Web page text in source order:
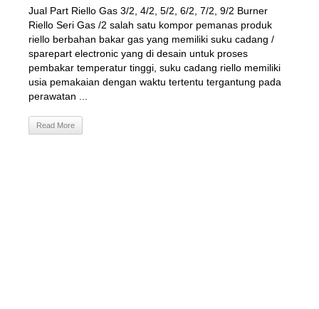
Jual Part Riello Gas 3/2, 4/2, 5/2, 6/2, 7/2, 9/2 Burner
Riello Seri Gas /2 salah satu kompor pemanas produk
riello berbahan bakar gas yang memiliki suku cadang /
sparepart electronic yang di desain untuk proses
pembakar temperatur tinggi, suku cadang riello memiliki
usia pemakaian dengan waktu tertentu tergantung pada
perawatan ...
Read More